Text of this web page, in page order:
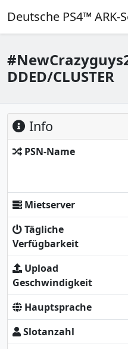
Deutsche PS4™ ARK-
DDED/CLUSTER
Info
PSN-Name
Mietserver
Tägliche
Verfügbarkeit
Upload
Geschwindigkeit
Hauptsprache
Slotanzahl